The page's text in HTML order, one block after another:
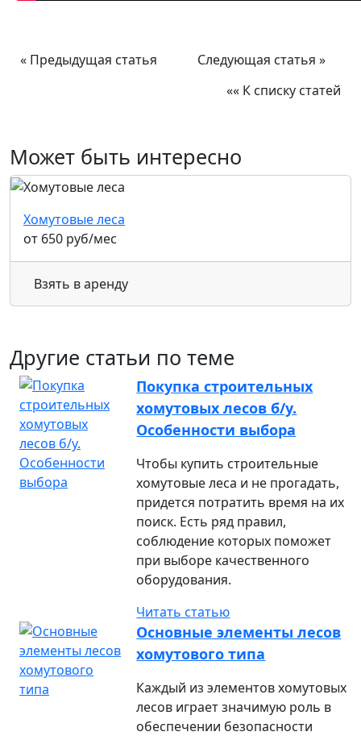
« Предыдущая статья
Следующая статья »
«« К списку статей
Может быть интересно
Хомутовые леса
от 650 руб/мес
Взять в аренду
Другие статьи по теме
Покупка строительных
хомутовых лесов б/у.
Особенности выбора
Чтобы купить строительные
хомутовые леса и не прогадать,
придется потратить время на их
поиск. Есть ряд правил,
соблюдение которых поможет
при выборе качественного
оборудования.
Читать статью
Основные элементы лесов
хомутового типа
Каждый из элементов хомутовых
лесов играет значимую роль в
обеспечении безопасности